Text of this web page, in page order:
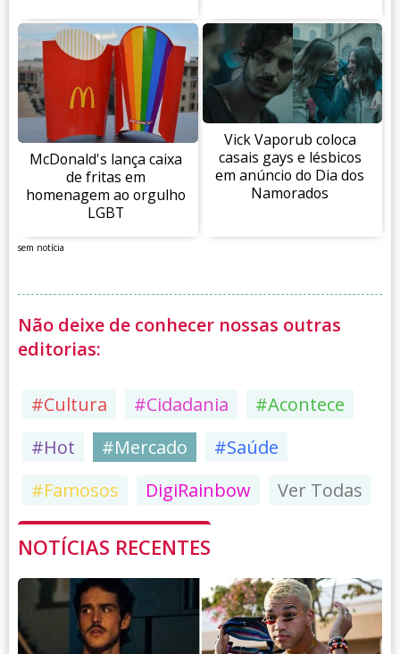
McDonald's lança caixa
de fritas em
homenagem ao orgulho
LGBT
Vick Vaporub coloca
casais gays e lésbicos
em anúncio do Dia dos
Namorados
sem notícia
Não deixe de conhecer nossas outras
editorias:
#Cultura #Cidadania
#Acontece
#Hot
#Mercado
#Saúde
#Famosos
DigiRainbow Ver Todas
NOTÍCIAS RECENTES